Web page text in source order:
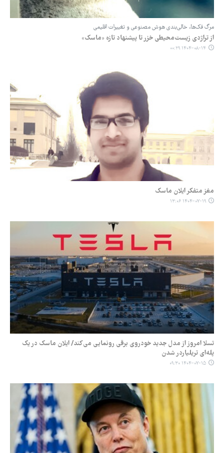
مرگ فک‌ها، خالی‌بندی هوش مصنوعی و تغییرات اقلیمی
از تراژدی زیست‌محیطی خزر تا پیشنهاد تازه «ماسک»
۱۴۰۴-۰۸-۱۴ ۰۰:۲۹
مغز متفکر ایلان ماسک
۱۴۰۴-۰۷-۱۹ ۱۳:۰۶
تسلا امروز از مدل جدید خودروی برقی رونمایی می‌کند/ ایلان ماسک در یک
پله‌ای تریلیاردر شدن
۱۴۰۴-۰۷-۱۵ ۰۹:۳۰